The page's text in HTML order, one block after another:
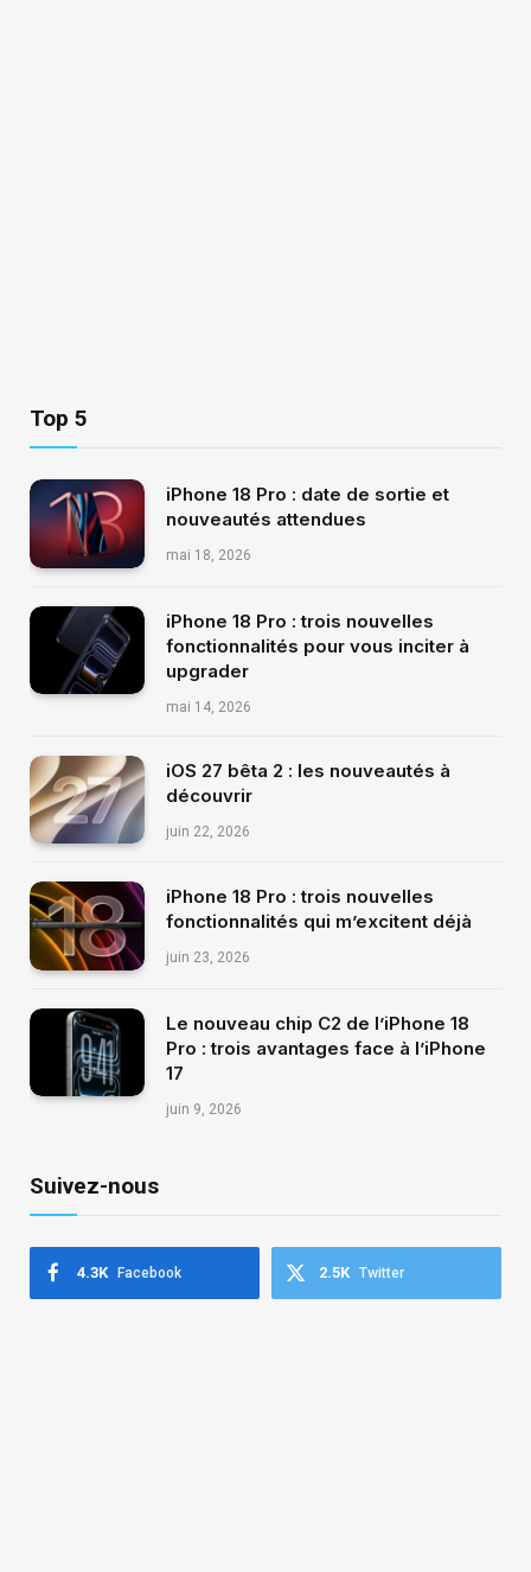
Top 5
iPhone 18 Pro : date de sortie et
nouveautés attendues
mai 18, 2026
iPhone 18 Pro : trois nouvelles
fonctionnalités pour vous inciter à
upgrader
mai 14, 2026
iOS 27 bêta 2 : les nouveautés à
découvrir
juin 22, 2026
iPhone 18 Pro : trois nouvelles
fonctionnalités qui m’excitent déjà
juin 23, 2026
Le nouveau chip C2 de l’iPhone 18
Pro : trois avantages face à l’iPhone
17
juin 9, 2026
Suivez-nous
Facebook
4.3K Twitter
2.5K